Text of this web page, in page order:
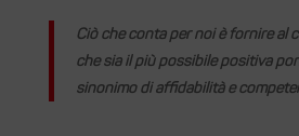
Ciò che conta per noi è fornire al
che sia il più possibile positiva
sinonimo di affidabilità e